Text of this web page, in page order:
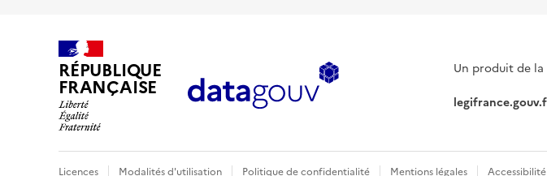
RÉPUBLIQUE
FRANÇAISE
Un produit de
Licences Modalités d'utilisation Politique de confidentialité Mentions légales